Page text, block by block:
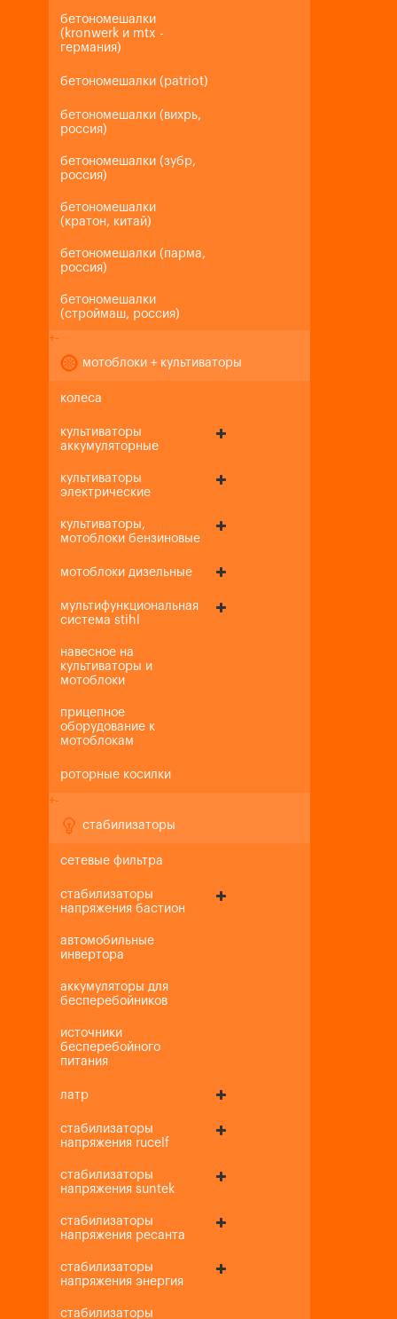
бетономешалки
(kronwerk и mtx -
германия)
бетономешалки (patriot)
бетономешалки (вихрь,
россия)
бетономешалки (зубр,
россия)
бетономешалки
(кратон, китай)
бетономешалки (парма,
россия)
бетономешалки
(строймаш, россия)
+-
мотоблоки + культиваторы
колеса
культиваторы
аккумуляторные
культиваторы
электрические
культиваторы,
мотоблоки бензиновые
мотоблоки дизельные
мультифункциональная
система stihl
навесное на
культиваторы и
мотоблоки
прицепное
оборудование к
мотоблокам
роторные косилки
+-
стабилизаторы
сетевые фильтра
стабилизаторы
напряжения бастион
автомобильные
инвертора
аккумуляторы для
бесперебойников
источники
бесперебойного
питания
латр
стабилизаторы
напряжения rucelf
стабилизаторы
напряжения suntek
стабилизаторы
напряжения ресанта
стабилизаторы
напряжения энергия
стабилизаторы